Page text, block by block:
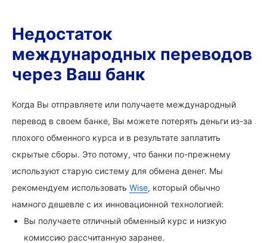
Недостаток
международных переводов
через Ваш банк
Когда Вы отправляете или получаете международный
перевод в своем банке, Вы можете потерять деньги из-за
плохого обменного курса и в результате заплатить
скрытые сборы. Это потому, что банки по-прежнему
используют старую систему для обмена денег. Мы
рекомендуем использовать Wise, который обычно
намного дешевле с их инновационной технологией:
Вы получаете отличный обменный курс и низкую
комиссию рассчитанную заранее.